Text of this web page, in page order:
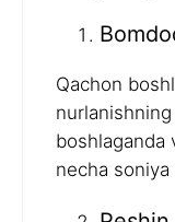
Qachon
boshlaganda
necha